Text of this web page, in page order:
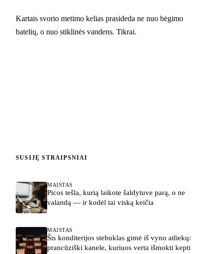
Kartais svorio metimo kelias prasideda ne nuo bėgimo
batelių, o nuo stiklinės vandens. Tikrai.
SUSIJĘ STRAIPSNIAI
MAISTAS
Picos tešla, kurią laikote šaldytuve parą, o ne
valandą — ir kodėl tai viską keičia
MAISTAS
Šis konditerijos stebuklas gimė iš vyno atliekų:
prancūziški kanele, kuriuos verta išmokti kepti